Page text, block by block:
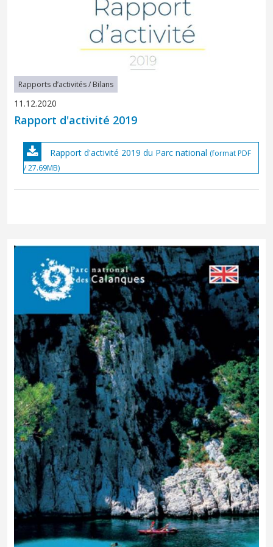
Rapports d’activités / Bilans
11.12.2020
Rapport d'activité 2019
Rapport d'activité 2019 du Parc national (format PDF
/ 27.69MB)